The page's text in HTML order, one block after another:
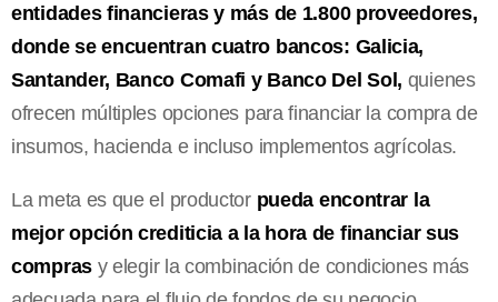
entidades financieras y más de 1.800 proveedores,
donde se encuentran cuatro bancos: Galicia,
Santander, Banco Comafi y Banco Del Sol, quienes
ofrecen múltiples opciones para financiar la compra de
insumos, hacienda e incluso implementos agrícolas.
La meta es que el productor pueda encontrar la
mejor opción crediticia a la hora de financiar sus
comprasy elegir la combinación de condiciones más